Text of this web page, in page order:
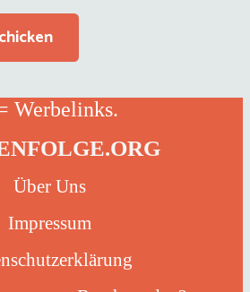
Werbelinks.
Über Uns
Impressum